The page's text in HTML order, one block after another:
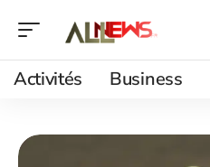
Activités Business